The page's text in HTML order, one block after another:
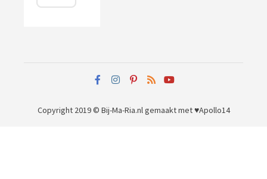
Copyright 2019 © Bij-Ma-Ria.nlgemaakt met ♥Apollo14